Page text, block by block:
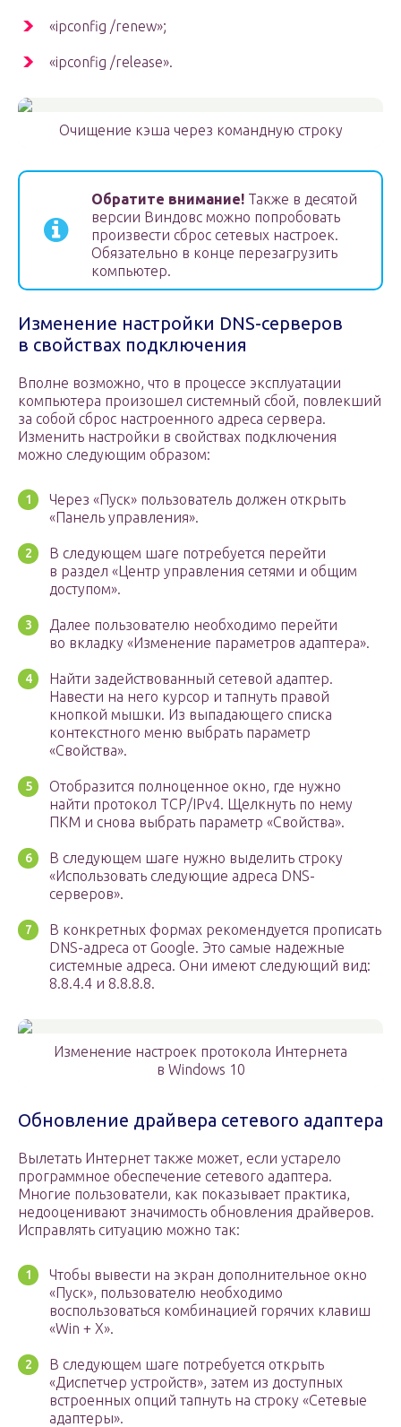
«ipconfig /renew»;
«ipconfig /release».
Очищение кэша через командную строку
Обратите внимание! Также в десятой
версии Виндовс можно попробовать
произвести сброс сетевых настроек.
Обязательно в конце перезагрузить
компьютер.
Изменение настройки DNS-серверов
в свойствах подключения
Вполне возможно, что в процессе эксплуатации
компьютера произошел системный сбой, повлекший
за собой сброс настроенного адреса сервера.
Изменить настройки в свойствах подключения
можно следующим образом:
Через «Пуск» пользователь должен открыть
«Панель управления».
В следующем шаге потребуется перейти
в раздел «Центр управления сетями и общим
доступом».
Далее пользователю необходимо перейти
во вкладку «Изменение параметров адаптера».
Найти задействованный сетевой адаптер.
Навести на него курсор и тапнуть правой
кнопкой мышки. Из выпадающего списка
контекстного меню выбрать параметр
«Свойства».
Отобразится полноценное окно, где нужно
найти протокол ТСР/IPv4. Щелкнуть по нему
ПКМ и снова выбрать параметр «Свойства».
В следующем шаге нужно выделить строку
«Использовать следующие адреса DNS-
серверов».
В конкретных формах рекомендуется прописать
DNS-адреса от Google. Это самые надежные
системные адреса. Они имеют следующий вид:
8.8.4.4 и 8.8.8.8.
Изменение настроек протокола Интернета
в Windows 10
Обновление драйвера сетевого адаптера
Вылетать Интернет также может, если устарело
программное обеспечение сетевого адаптера.
Многие пользователи, как показывает практика,
недооценивают значимость обновления драйверов.
Исправлять ситуацию можно так:
Чтобы вывести на экран дополнительное окно
«Пуск», пользователю необходимо
воспользоваться комбинацией горячих клавиш
«Win + Х».
В следующем шаге потребуется открыть
«Диспетчер устройств», затем из доступных
встроенных опций тапнуть на строку «Сетевые
адаптеры».